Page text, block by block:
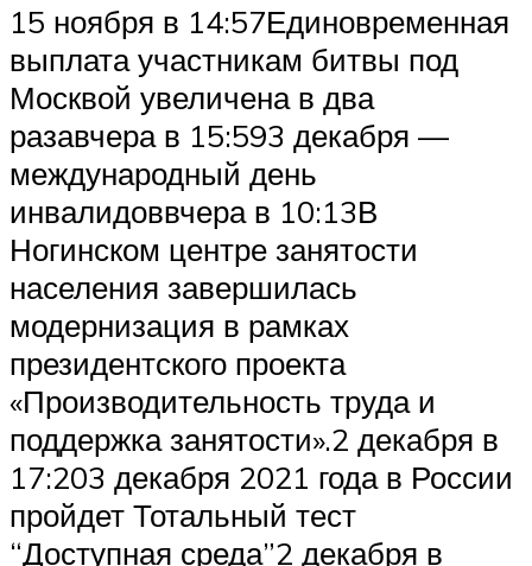
15 ноября в 14:57Единовременная
выплата участникам битвы под
Москвой увеличена в два
разавчера в 15:593 декабря —
международный день
инвалидоввчера в 10:13В
Ногинском центре занятости
населения завершилась
модернизация в рамках
президентского проекта
«Производительность труда и
поддержка занятости».2 декабря в
17:203 декабря 2021 года в России
пройдет Тотальный тест
“Доступная среда”2 декабря в